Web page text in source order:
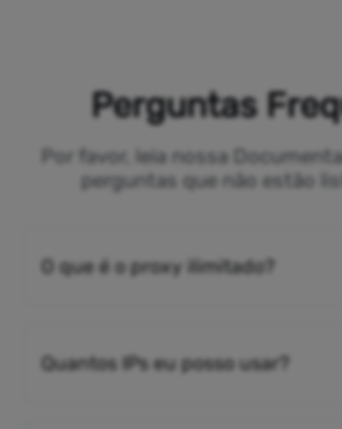
Perguntas
Por favor, leia nossa
perguntas que não estão
O que é o proxy ilimitado?
Quantos IPs eu posso usar?